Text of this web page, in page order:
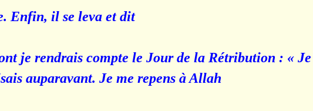
Enfin, il se leva et dit :
je rendrais compte le Jour de la Rétribution : « Je
auparavant. Je me repens à Allah ».